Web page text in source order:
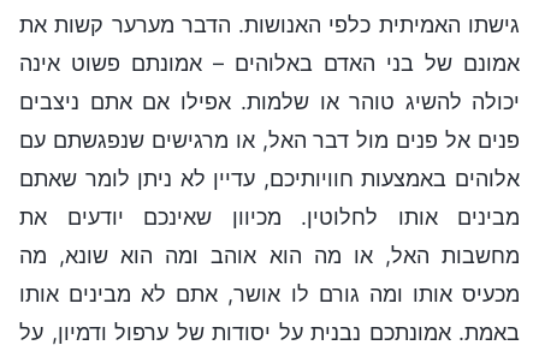
גישתו האמיתית כלפי האנושות. הדבר מערער קשות את
אמונם של בני האדם באלוהים – אמונתם פשוט אינה
יכולה להשיג טוהר או שלמות. אפילו אם אתם ניצבים
פנים אל פנים מול דבר האל, או מרגישים שנפגשתם עם
אלוהים באמצעות חוויותיכם, עדיין לא ניתן לומר שאתם
מבינים אותו לחלוטין. מכיוון שאינכם יודעים את
מחשבות האל, או מה הוא אוהב ומה הוא שונא, מה
מכעיס אותו ומה גורם לו אושר, אתם לא מבינים אותו
באמת. אמונתכם נבנית על יסודות של ערפול ודמיון, על